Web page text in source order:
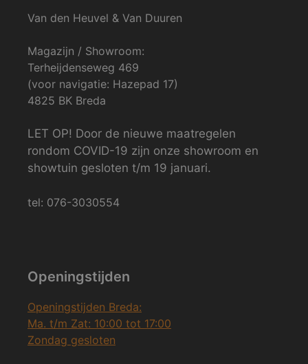
Van den Heuvel & Van Duuren
Magazijn / Showroom:
Terheijdenseweg 469
(voor navigatie: Hazepad 17)
4825 BK Breda
LET OP! Door de nieuwe maatregelen
rondom COVID-19 zijn onze showroom en
showtuin gesloten t/m 19 januari.
tel: 076-3030554
Openingstijden
Openingstijden Breda:
Ma. t/m Zat: 10:00 tot 17:00
Zondag gesloten